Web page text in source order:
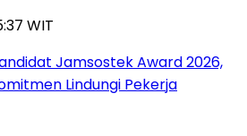
WIT
Jamsostek Award 2026,
Lindungi Pekerja